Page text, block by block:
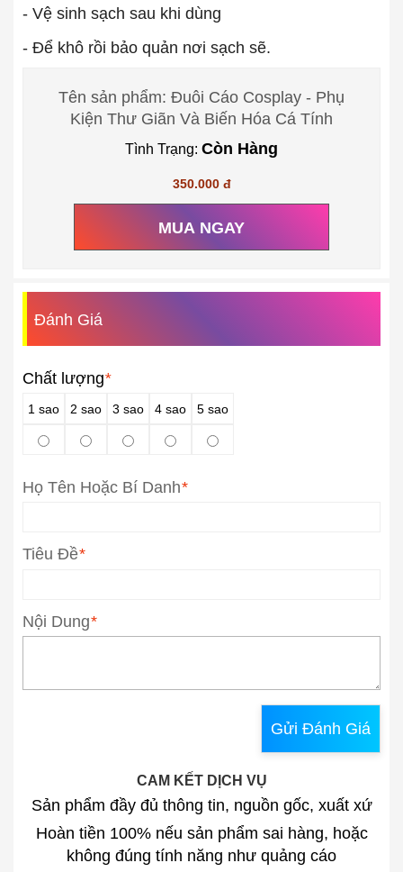
- Vệ sinh sạch sau khi dùng
- Để khô rồi bảo quản nơi sạch sẽ.
Tên sản phẩm: Đuôi Cáo Cosplay - Phụ
Kiện Thư Giãn Và Biến Hóa Cá Tính
Tình Trạng: Còn Hàng
350.000 đ
MUA NGAY
Đánh Giá
Chất lượng*
1 sao 2 sao 3 sao 4 sao 5 sao
*
Họ Tên Hoặc Bí Danh
*
Tiêu Đề
*
Nội Dung
Gửi Đánh Giá
CAM KẾT DỊCH VỤ
Sản phẩm đầy đủ thông tin, nguồn gốc, xuất xứ
Hoàn tiền 100% nếu sản phẩm sai hàng, hoặc
không đúng tính năng như quảng cáo